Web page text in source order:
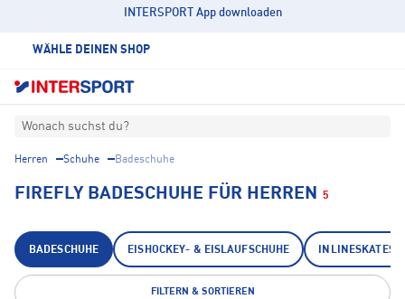
INTERSPORT App downloaden
WÄHLE DEINEN SHOP
Wonach suchst du?
Herren Schuhe Badeschuhe
FIREFLY BADESCHUHE FÜR HERREN 5
BADESCHUHE EISHOCKEY- & EISLAUFSCHUHE INLINESKATES
FILTERN & SORTIEREN